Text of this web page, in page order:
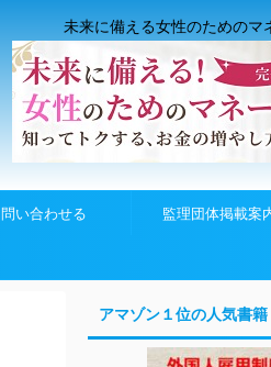
未来に備える女性のためのマ
問い合わせる 監理団体掲載案
アマゾン１位の人気書籍